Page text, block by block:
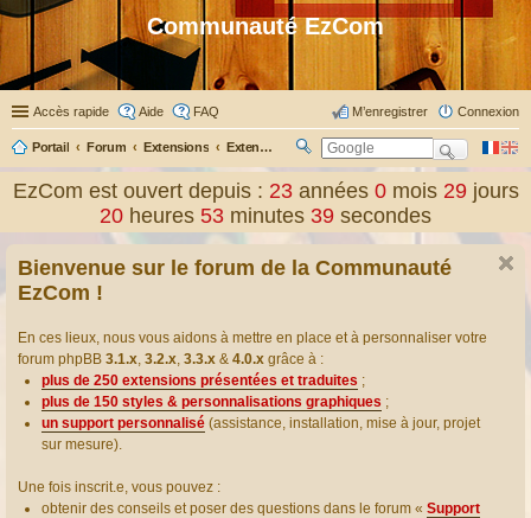
Communauté EzCom
Accès rapide Aide FAQ Connexion
M’enregistrer
Portail Forum Extensions Extensions présentées & traduites
ch
er
EzCom est ouvert depuis : 23 années0 mois29 jours
20 heures 53 minutes 39 secondes
Bienvenue sur le forum de la Communauté
EzCom !
En ces lieux, nous vous aidons à mettre en place et à personnaliser votre
forum phpBB 3.1.x, 3.2.x, 3.3.x & 4.0.x grâce à :
plus de 250 extensions présentées et traduites ;
plus de 150 styles & personnalisations graphiques ;
un support personnalisé (assistance, installation, mise à jour, projet
sur mesure).
Une fois inscrit.e, vous pouvez :
obtenir des conseils et poser des questions dans le forum « Support